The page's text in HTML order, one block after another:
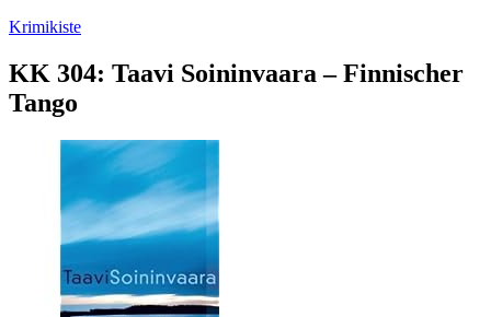
Zum
springen
Krimikiste
KK 304: Taavi Soininvaara – Finnischer
Tango